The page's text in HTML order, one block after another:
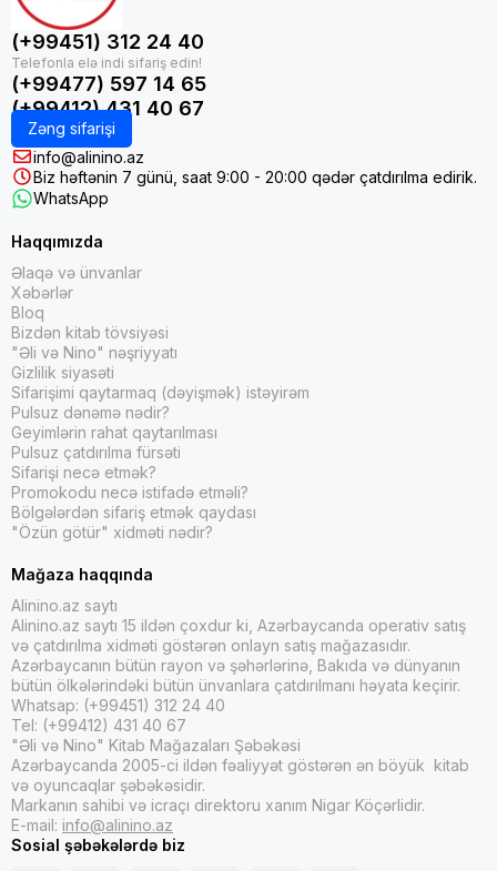
(+99451) 312 24 40
(+99477) 597 14 65
(+99412) 431 40 67
Zəng sifarişi
info@alinino.az
Biz həftənin 7 günü, saat 9:00 - 20:00 qədər çatdırılma edirik.
WhatsApp
Haqqımızda
Əlaqə və ünvanlar
Xəbərlər
Bloq
Bizdən kitab tövsiyəsi
"Əli və Nino" nəşriyyatı
Gizlilik siyasəti
Sifarişimi qaytarmaq (dəyişmək) istəyirəm
Pulsuz dənəmə nədir?
Geyimlərin rahat qaytarılması
Pulsuz çatdırılma fürsəti
Sifarişi necə etmək?
Promokodu necə istifadə etməli?
Bölgələrdən sifariş etmək qaydası
"Özün götür" xidməti nədir?
Mağaza haqqında
Alinino.az saytı
Alinino.az saytı 15 ildən çoxdur ki, Azərbaycanda operativ satış
və çatdırılma xidməti göstərən onlayn satış mağazasıdır.
Azərbaycanın bütün rayon və şəhərlərinə, Bakıda və dünyanın
bütün ölkələrindəki bütün ünvanlara çatdırılmanı həyata keçirir.
Whatsap: (+99451) 312 24 40
Tel: (+99412) 431 40 67
"Əli və Nino" Kitab Mağazaları Şəbəkəsi
Azərbaycanda 2005-ci ildən fəaliyyət göstərən ən böyük kitab
və oyuncaqlar şəbəkəsidir.
Markanın sahibi və icraçı direktoru xanım Nigar Köçərlidir.
E-mail: info@alinino.az
Sosial şəbəkələrdə biz